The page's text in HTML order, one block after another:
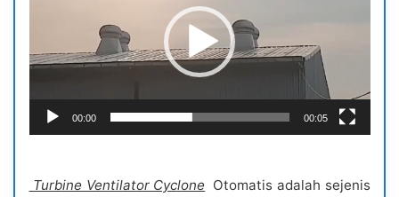
00:00 00:05
Turbine Ventilator Cyclone Otomatis adalah sejenis